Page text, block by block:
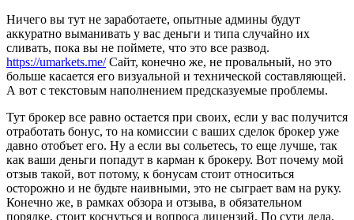
Ничего вы тут не заработаете, опытные админы будут
аккуратно выманивать у вас деньги и типа случайно их
сливать, пока вы не поймете, что это все развод.
https://umarkets.me/Сайт, конечно же, не провальный, но это
больше касается его визуальной и технической составляющей.
А вот с текстовым наполнением предсказуемые проблемы.
Тут брокер все равно остается при своих, если у вас получится
отработать бонус, то на комиссии с ваших сделок брокер уже
давно отобъет его. Ну а если вы сольетесь, то еще лучше, так
как ваши деньги попадут в карман к брокеру. Вот почему мой
отзыв такой, вот потому, к бонусам стоит относиться
осторожно и не будьте наивными, это не сыграет вам на руку.
Конечно же, в рамках обзора и отзыва, в обязательном
порядке, стоит коснуться и вопроса лицензий. По сути дела,